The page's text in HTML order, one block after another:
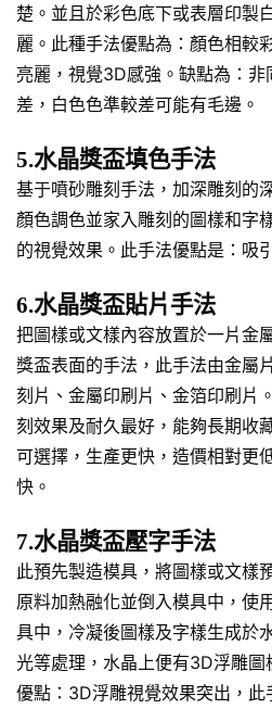
楚。並且於彩色底下或表層印製
麗。此種手法優點為：顏色相較
亮麗，視覺3D感強。缺點為：
差，白色色準較差可能有毛邊。
5.水晶獎盃填色手法
基于噴砂雕刻手法，加深雕刻的
顏色調色並家入雕刻的圖樣和字
的視覺效果。此手法優點是：吸
6.水晶獎盃貼片手法
把圖樣或文樣內容放置於一片金
獎盃表面的手法，此手法由金屬
刻片、金屬印刷片、金箔印刷片
刻效果及耐久最好，能夠長期收
可選擇，生產更快，造價相對更
快。
7.水晶獎盃壓字手法
此預先製造模具，將圖樣或文樣
原料加熱融化並倒入模具中，使
具中，冷凝後圖樣及字樣生成於
光等處理，水晶上便有3D浮雕
優點：3D浮雕視覺效果突出，此